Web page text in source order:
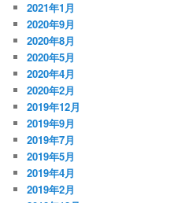
2021年1月
2020年9月
2020年8月
2020年5月
2020年4月
2020年2月
2019年12月
2019年9月
2019年7月
2019年5月
2019年4月
2019年2月